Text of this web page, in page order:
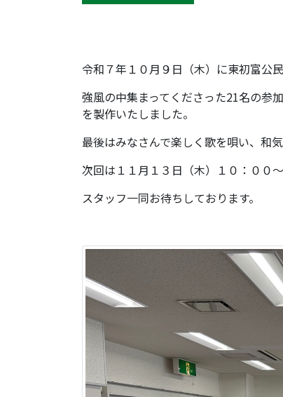
令和７年１０月９日（木）に東初富公
強風の中集まってくださった21名の参
を製作いたしました。
最後はみなさんで楽しく歌を唄い、和
次回は１１月１３日（木）１０：００
スタッフ一同お待ちしております。